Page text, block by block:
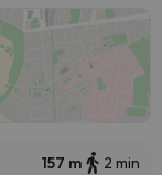
157 m 2 min